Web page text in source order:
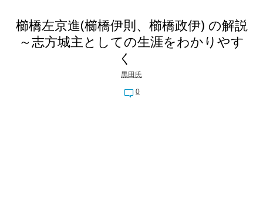
櫛橋左京進(櫛橋伊則、櫛橋政伊) の解説
～志方城主としての生涯をわかりやす
く
黒田氏
0